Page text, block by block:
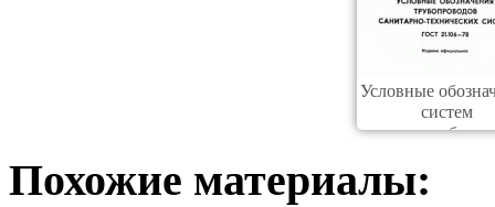
Условные
систем
Похожие материалы: